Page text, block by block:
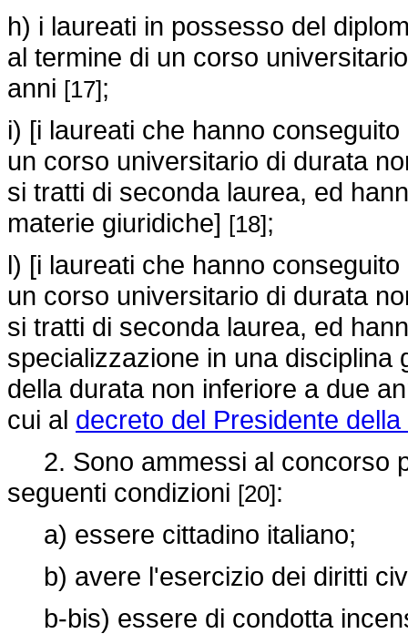
h) i laureati in possesso del
al termine di un corso
anni [17];
i) [i laureati che hanno
un corso universitario di durata
si tratti di seconda laurea, ed
materie giuridiche] [18];
l) [i laureati che hanno
un corso universitario di durata
si tratti di seconda laurea, ed
specializzazione in una disciplina
della durata non inferiore a due
cui al decreto del Presidente
2. Sono ammessi al concorso
seguenti condizioni [20]:
a) essere cittadino italiano;
b) avere l'esercizio dei diritti
b-bis) essere di condotta